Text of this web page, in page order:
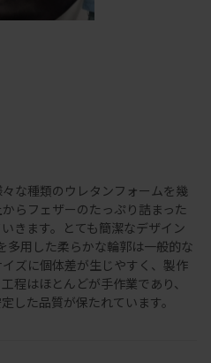
な種類のウレタンフォームを幾
らフェザーのたっぷり詰まった
きます。とても簡潔なデザイン
多用した柔らかな輪郭は一般的な
ズに個体差が生じやすく、製作
程はほとんどが手作業であり、
した品質が保たれています。